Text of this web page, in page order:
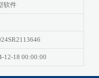
软件
12-18 00:00:00